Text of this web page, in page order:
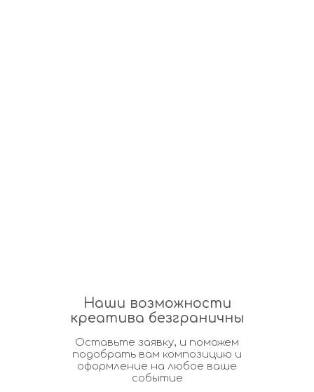
Наши возможности
креатива безграничны
Оставьте заявку, и поможем
подобрать вам композицию и
оформление на любое ваше
событие